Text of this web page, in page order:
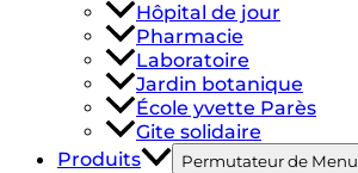
Hôpital de jour
Pharmacie
Laboratoire
Jardin botanique
École yvette Parès
Gite solidaire
Produits
Permutateur de Menu